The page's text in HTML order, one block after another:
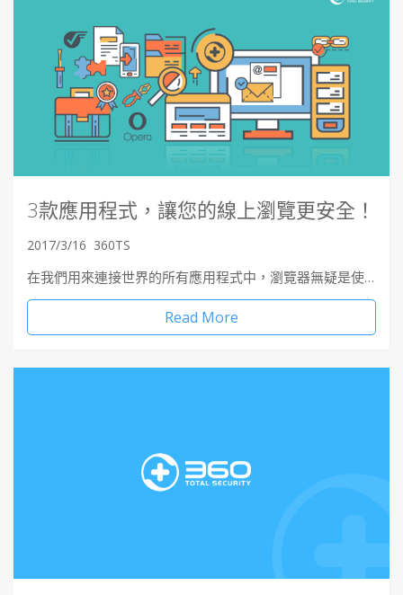
3款應用程式，讓您的線上瀏覽更安全！
2017/3/16 360TS
在我們用來連接世界的所有應用程式中，瀏覽器無疑是使…
Read More